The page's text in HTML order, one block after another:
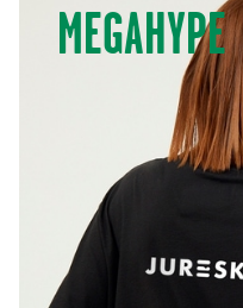
MEGAHYPE